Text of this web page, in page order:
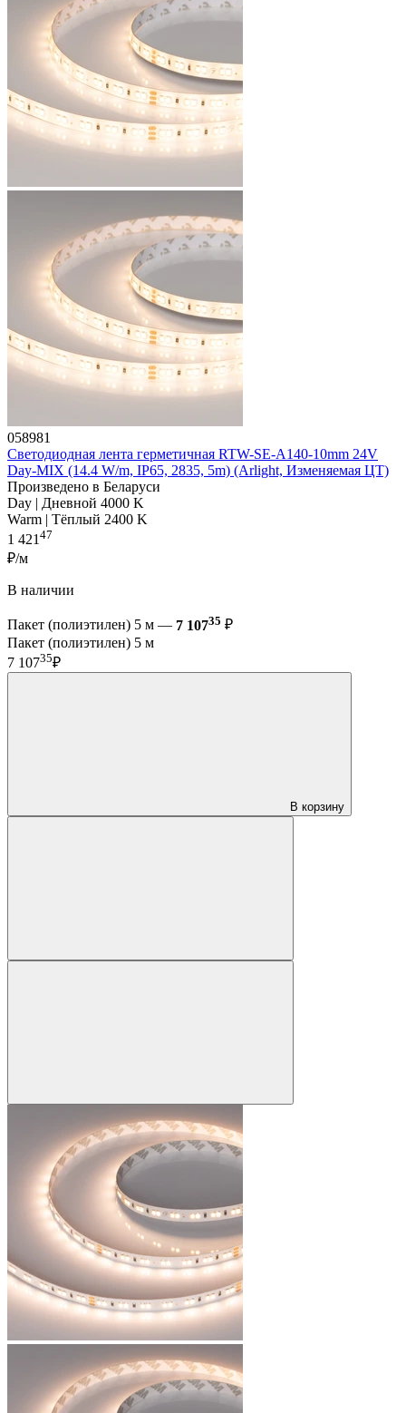
058981
Светодиодная лента герметичная RTW-SE-A140-10mm 24V
Day-MIX (14.4 W/m, IP65, 2835, 5m) (Arlight, Изменяемая ЦТ)
Произведено в Беларуси
Day | Дневной 4000 K
Warm | Тёплый 2400 K
1 42147
₽/м
В наличии
Пакет (полиэтилен) 5 м — 7 10735 ₽
Пакет (полиэтилен) 5 м
7 10735₽
В корзину